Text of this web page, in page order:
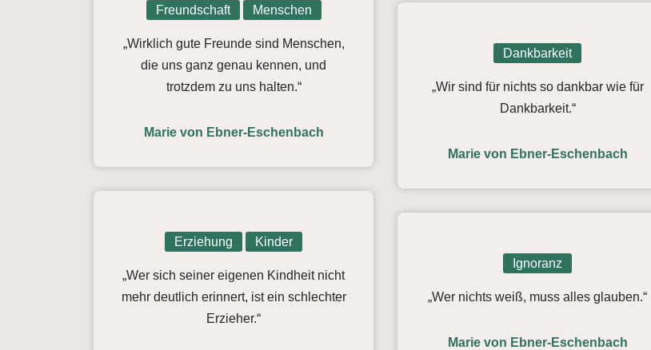
Freundschaft Menschen
„Wirklich gute Freunde sind Menschen,
die uns ganz genau kennen, und
trotzdem zu uns halten.“
Marie von Ebner-Eschenbach
Dankbarkeit
„Wir sind für nichts so dankbar wie für
Dankbarkeit.“
Marie von Ebner-Eschenbach
Erziehung Kinder
„Wer sich seiner eigenen Kindheit nicht
mehr deutlich erinnert, ist ein schlechter
Erzieher.“
Ignoranz
„Wer nichts weiß, muss alles glauben.“
Marie von Ebner-Eschenbach